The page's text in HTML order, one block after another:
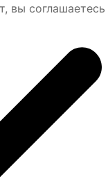
вы соглашаетесь